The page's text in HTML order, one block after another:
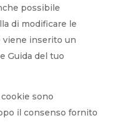
possibile
di modificare le
viene inserito un
Guida del tuo
sono
il consenso fornito